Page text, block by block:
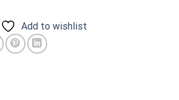
Add to wishlist